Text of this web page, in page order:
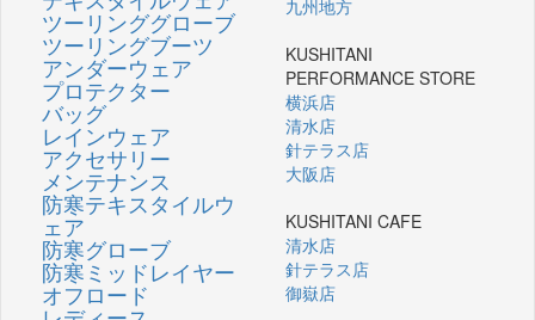
ツーリンググローブ
ツーリングブーツ
アンダーウェア
プロテクター
バッグ
レインウェア
アクセサリー
メンテナンス
防寒テキスタイルウ
ェア
防寒グローブ
防寒ミッドレイヤー
オフロード
九州地方
KUSHITANI
PERFORMANCE STORE
横浜店
清水店
針テラス店
大阪店
KUSHITANI CAFE
清水店
針テラス店
御嶽店